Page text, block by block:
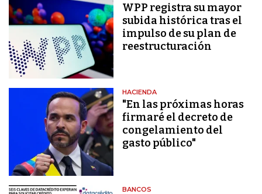
WPP registra su mayor
subida histórica tras el
impulso de su plan de
reestructuración
HACIENDA
"En las próximas horas
firmaré el decreto de
congelamiento del
gasto público"
BANCOS